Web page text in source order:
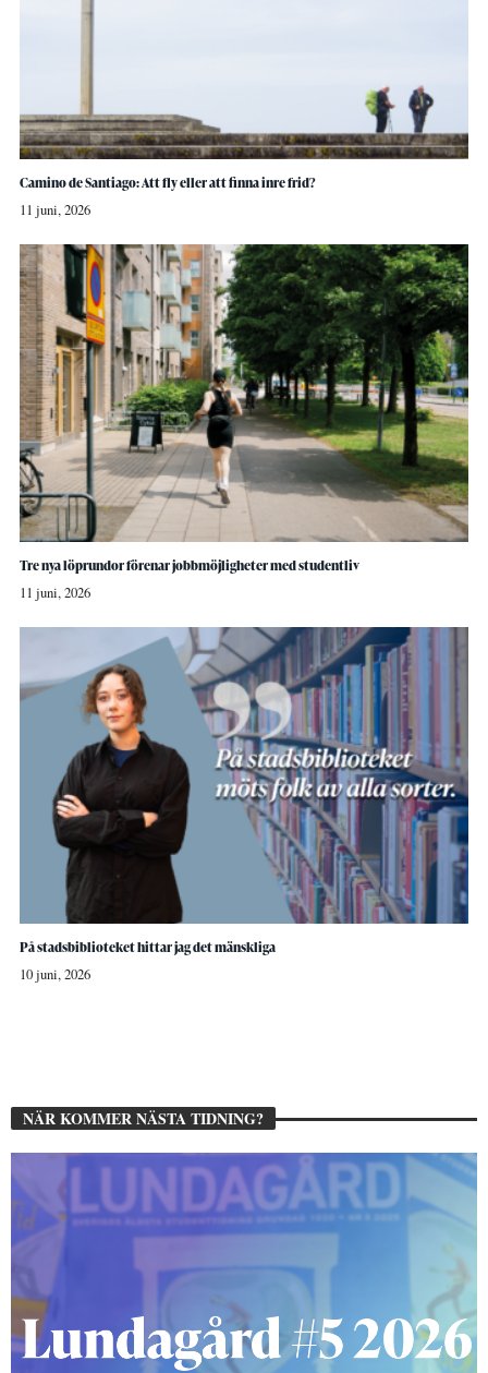
Camino de Santiago: Att fly eller att finna inre frid?
11 juni, 2026
Tre nya löprundor förenar jobbmöjligheter med studentliv
11 juni, 2026
På stadsbiblioteket hittar jag det mänskliga
10 juni, 2026
NÄR KOMMER NÄSTA TIDNING?